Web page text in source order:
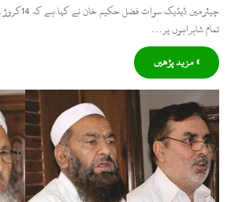
چیئرمین
تمام شاہراہوں پر…
» مزید پڑھیں